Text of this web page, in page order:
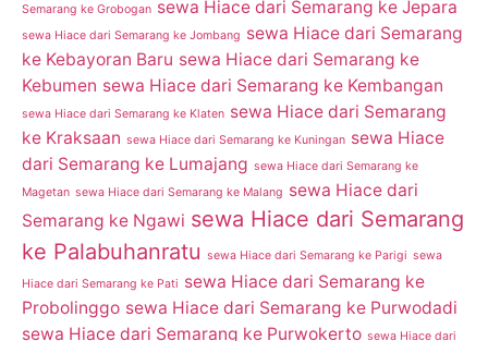
Semarang ke Grobogan sewa Hiace dari Semarang ke Jepara
sewa Hiace dari Semarang ke Jombang sewa Hiace dari Semarang
ke Kebayoran Baru sewa Hiace dari Semarang ke
Kebumen sewa Hiace dari Semarang ke Kembangan
sewa Hiace dari Semarang ke Klaten sewa Hiace dari Semarang
ke Kraksaan sewa Hiace dari Semarang ke Kuningan sewa Hiace
dari Semarang ke Lumajang sewa Hiace dari Semarang ke
Magetan sewa Hiace dari Semarang ke Malang sewa Hiace dari
Semarang ke Ngawi sewa Hiace dari Semarang
ke Palabuhanratu sewa Hiace dari Semarang ke Parigi sewa
Hiace dari Semarang ke Pati sewa Hiace dari Semarang ke
Probolinggo sewa Hiace dari Semarang ke Purwodadi
sewa Hiace dari Semarang ke Purwokerto sewa Hiace dari